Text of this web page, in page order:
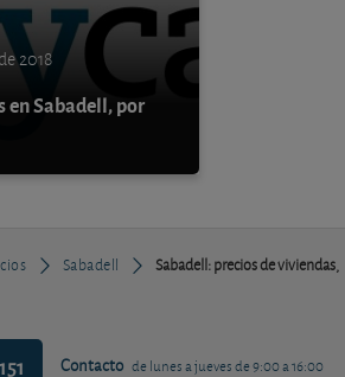
2018
en Sabadell, por
Sabadell
Sabadell: precios de viviendas,
Contacto de lunes a jueves de 9:00 a 16:00